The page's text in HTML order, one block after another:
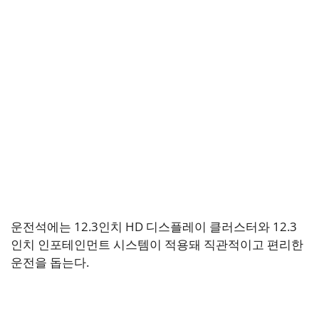
운전석에는 12.3인치 HD 디스플레이 클러스터와 12.3
인치 인포테인먼트 시스템이 적용돼 직관적이고 편리한
운전을 돕는다.